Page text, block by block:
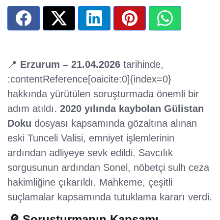
📍 Erzurum – 21.04.2026 tarihinde,
:contentReference[oaicite:0]{index=0}
hakkında yürütülen soruşturmada önemli bir
adım atıldı. 2020 yılında kaybolan Gülistan
Doku dosyası kapsamında gözaltına alınan
eski Tunceli Valisi, emniyet işlemlerinin
ardından adliyeye sevk edildi. Savcılık
sorgusunun ardından Sonel, nöbetçi sulh ceza
hakimliğine çıkarıldı. Mahkeme, çeşitli
suçlamalar kapsamında tutuklama kararı verdi.